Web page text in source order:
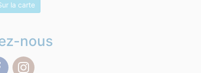
la carte
nous